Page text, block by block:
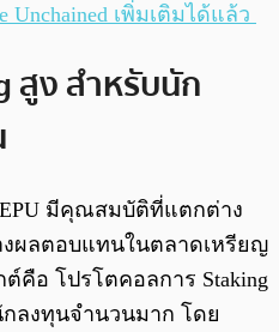
Unchained เพิ่มเติมได้แล้ว
สูง สำหรับนัก
มีคุณสมบัติที่แตกต่าง
งผลตอบแทนในตลาดเหรียญ
คือ โปรโตคอลการ Staking
ลงทุนจำนวนมาก โดย